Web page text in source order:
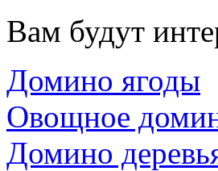
Вам будут
Домино ягоды
Овощное
Домино